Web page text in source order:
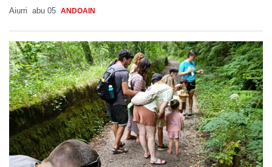
Aiurri abu 05 ANDOAIN